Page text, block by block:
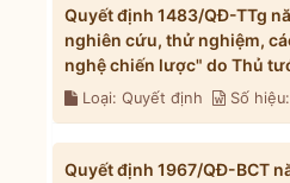
Quyết định 1483/QĐ-TTg
nghiên cứu, thử nghiệm,
nghệ chiến lược" do Thủ
Loại: Quyết định Số
Quyết định 1967/QĐ-BCT